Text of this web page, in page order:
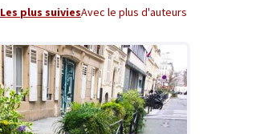
Les plus suiviesAvec le plus d'auteurs